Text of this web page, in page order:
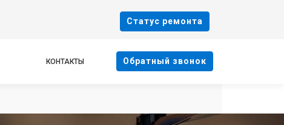
Cтатус ремонта
КОНТАКТЫ Oбратный звонок